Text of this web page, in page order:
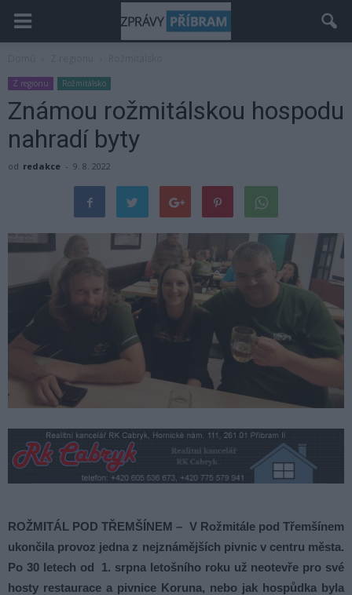
Z regionu Rožmitálsko
Známou rožmitálskou hospodu
nahradí byty
od redakce - 9. 8. 2022
ROŽMITÁL POD TŘEMŠÍNEM – V Rožmitále pod Třemšínem
ukončila provoz jedna z nejznámějších pivnic v centru města.
Po 30 letech od 1. srpna letošního roku už neotevře pro své
hosty restaurace a pivnice Koruna, nebo jak hospůdka byla